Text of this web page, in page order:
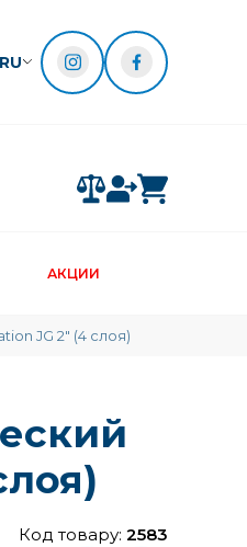
RU
АКЦИИ
JG 2" (4 слоя)
Код товару: 2583